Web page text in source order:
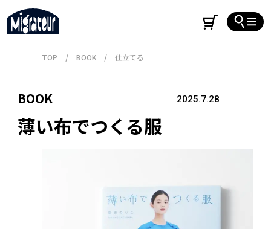
TOP BOOK 仕立てる
BOOK 2025.7.28
薄い布でつくる服